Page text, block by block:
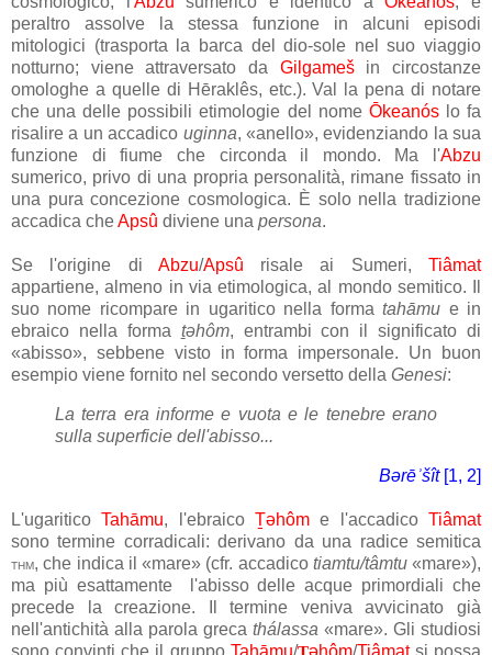
peraltro assolve la stessa funzione in alcuni episodi
mitologici (trasporta la barca del dio-sole nel suo viaggio
notturno; viene attraversato da Gilgamešin circostanze
omologhe a quelle di Hēraklês, etc.). Val la pena di notare
che una delle possibili etimologie del nome Ōkeanós
lo fa
risalire a un accadico uginna, «anello», evidenziando la sua
funzione di fiume che circonda il mondo. Ma l'Abzu
sumerico, privo di una propria personalità, rimane fissato in
una pura concezione cosmologica. È solo nella tradizione
accadica cheApsû diviene una persona.
Se l'origine di Abzu/Apsû risale ai Sumeri,Tiâmat
appartiene, almeno in via etimologica, al mondo semitico. Il
suo nome ricompare in ugaritico nella formatahāmu e in
ebraico nella forma tǝhôm, entrambi con il significato di
«abisso», sebbene visto in forma impersonale. Un buon
esempio viene fornito nel secondo versetto della Genesi:
La terra era informe e vuota e le tenebre erano
sulla superficie dell'abisso...
Bǝrēʾšît [1, 2]
L'ugariticoTahāmu, l'ebraicoṮəhôme l'accadicoTiâmat
sono termine corradicali: derivano da una radice semitica
THM, che indica il «mare» (cfr. accadico tiamtu/tâmtu«mare»),
ma più esattamente l'abisso delle acque primordiali che
precede la creazione. Il termine veniva avvicinato già
nell'antichità alla parola greca thálassa «mare». Gli studiosi
sono convinti che il gruppo Tahāmu/Ṯǝhôm/Tiâmat si possa